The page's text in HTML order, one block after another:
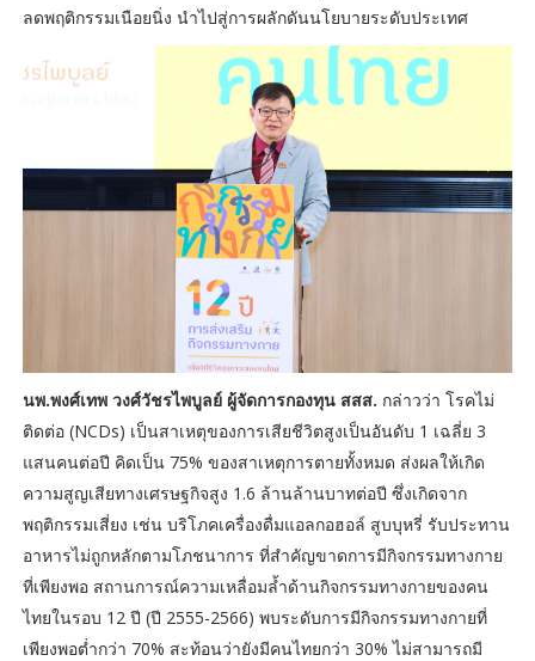
ลดพฤติกรรมเนือยนิ่ง นำไปสู่การผลักดันนโยบายระดับประเทศ
นพ.พงศ์เทพ วงศ์วัชรไพบูลย์ ผู้จัดการกองทุน สสส. กล่าวว่า โรคไม่
ติดต่อ (NCDs) เป็นสาเหตุของการเสียชีวิตสูงเป็นอันดับ 1 เฉลี่ย 3
แสนคนต่อปี คิดเป็น 75% ของสาเหตุการตายทั้งหมด ส่งผลให้เกิด
ความสูญเสียทางเศรษฐกิจสูง 1.6 ล้านล้านบาทต่อปี ซึ่งเกิดจาก
พฤติกรรมเสี่ยง เช่น บริโภคเครื่องดื่มแอลกอฮอล์ สูบบุหรี่ รับประทาน
อาหารไม่ถูกหลักตามโภชนาการ ที่สำคัญขาดการมีกิจกรรมทางกาย
ที่เพียงพอ สถานการณ์ความเหลื่อมล้ำด้านกิจกรรมทางกายของคน
ไทยในรอบ 12 ปี (ปี 2555-2566) พบระดับการมีกิจกรรมทางกายที่
เพียงพอต่ำกว่า 70% สะท้อนว่ายังมีคนไทยกว่า 30% ไม่สามารถมี